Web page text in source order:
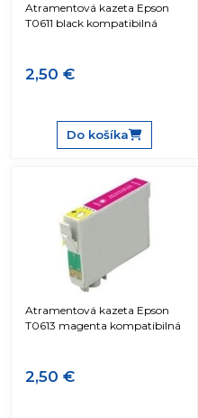
Atramentová kazeta Epson
T0611 black kompatibilná
2,50 €
Do košíka
Atramentová kazeta Epson
T0613 magenta kompatibilná
2,50 €